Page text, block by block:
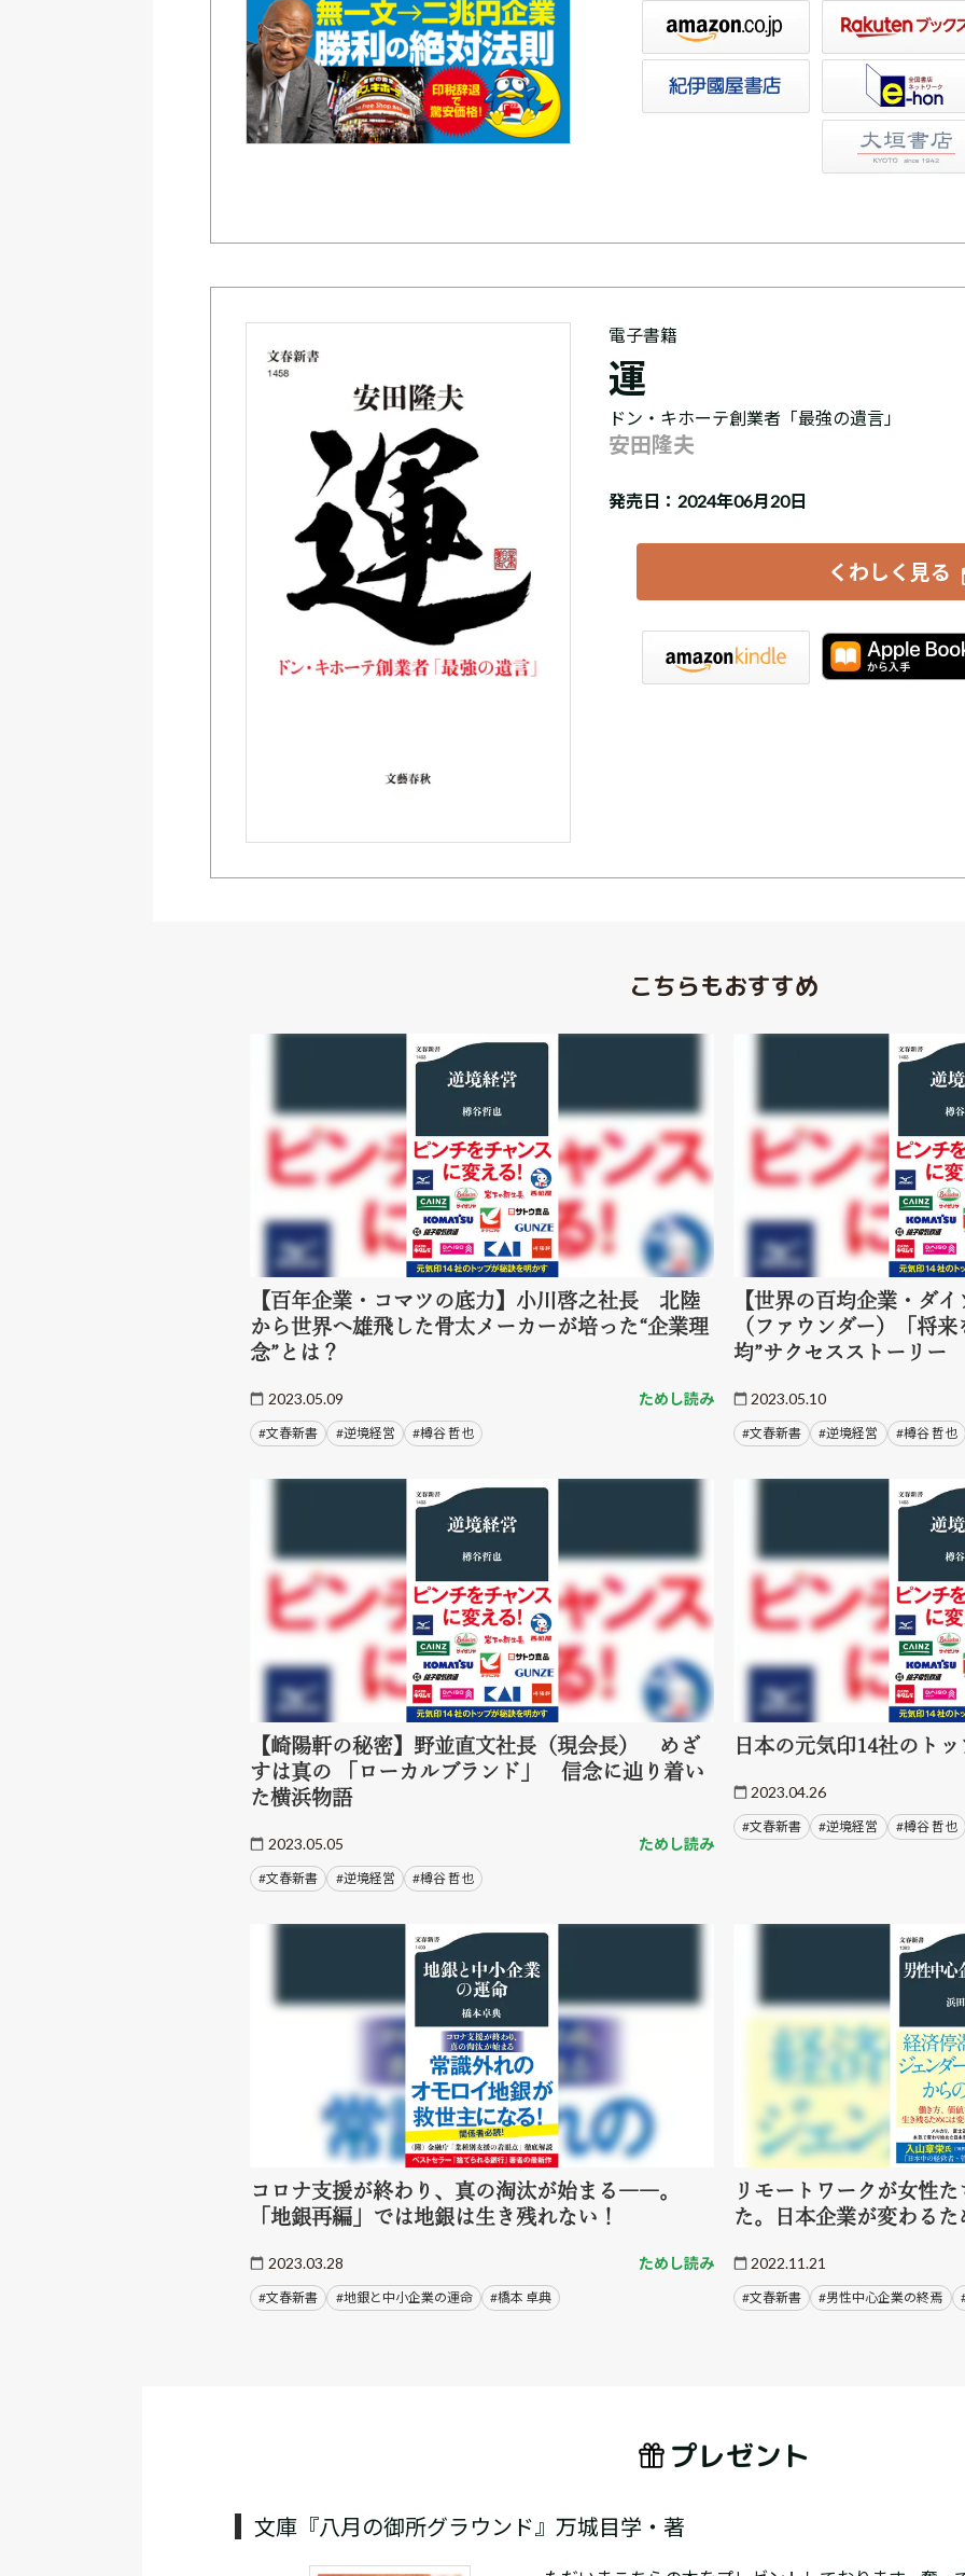
Amazon 楽天ブックス セブンネット
紀伊國屋書店ウェブストア
e-hon HonyaClub
大垣書店
電子書籍
運
ドン・キホーテ創業者「最強の遺言」
安田隆夫
発売日：2024年06月20日
くわしく見る
Amazon Kindleストア 楽天Kobo
こちらもおすすめ
【百年企業・コマツの底力】小川啓之社長 北陸
から世界へ雄飛した骨太メーカーが培った“企業理
念”とは？
2023.05.09 ためし読み
#文春新書 #逆境経営 #樽谷 哲也
【世界の百均企業・ダ
（ファウンダー）「将
均”サクセスストーリー
2023.05.10
#文春新書 #逆境経営 #樽谷 哲也
【崎陽軒の秘密】野並直文社長（現会長） めざ
すは真の 「ローカルブランド」 信念に辿り着い
た横浜物語
2023.05.05 ためし読み
#文春新書 #逆境経営 #樽谷 哲也
日本の元気印14社のト
2023.04.26
#文春新書 #逆境経営 #樽谷 哲也
コロナ支援が終わり、真の淘汰が始まる――。
「地銀再編」では地銀は生き残れない！
2023.03.28 ためし読み
#文春新書 #地銀と中小企業の運命 #橋本 卓典
リモートワークが女性
た。日本企業が変わる
2022.11.21
#文春新書 #男性中心企業の終焉
プレゼント
文庫『八月の御所グラウンド』万城目学・著